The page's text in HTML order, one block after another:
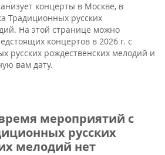
концерты в Москве, в
Традиционных русских
На этой странице можно
концертов в 2026 г. с
русских рождественских мелодий и
вам дату.
мероприятий с
русских
мелодий нет